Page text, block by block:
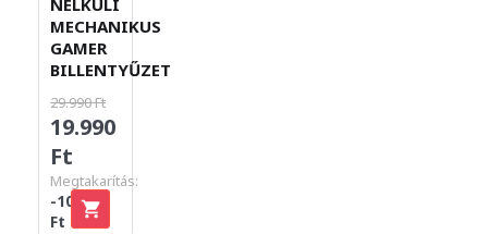
NÉLKÜLI
MECHANIKUS
GAMER
BILLENTYŰZET
29.990 Ft
19.990
Ft
Megtakarítás:
-10.000
Ft